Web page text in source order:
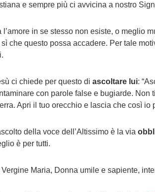
e sempre più ci avvicina a nostro
l’amore in se stesso non esiste, o meglio
sì che questo possa accadere. Per tale
ci chiede per questo di ascoltare lui:
con parole false e bugiarde.
Apri il tuo orecchio e lascia che così io
della voce dell’Altissimo è la via
è per tutti.
Vergine Maria, Donna umile e sapiente,